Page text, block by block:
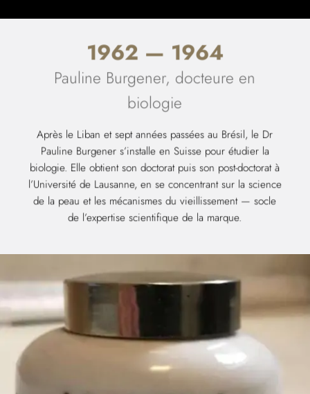
1962 — 1964
Pauline Burgener, docteure en
biologie
Après le Liban et sept années passées au Brésil, le Dr
Pauline Burgener s’installe en Suisse pour étudier la
biologie. Elle obtient son doctorat puis son post-doctorat à
l’Université de Lausanne, en se concentrant sur la science
de la peau et les mécanismes du vieillissement — socle
de l’expertise scientifique de la marque.